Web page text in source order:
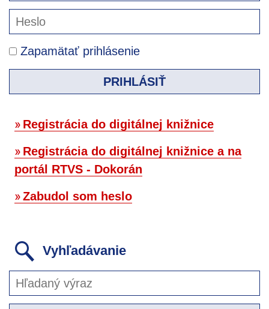
Zapamätať prihlásenie
PRIHLÁSIŤ
Registrácia do digitálnej knižnice
Registrácia do digitálnej knižnice a na
portál RTVS - Dokorán
Zabudol som heslo
Vyhľadávanie